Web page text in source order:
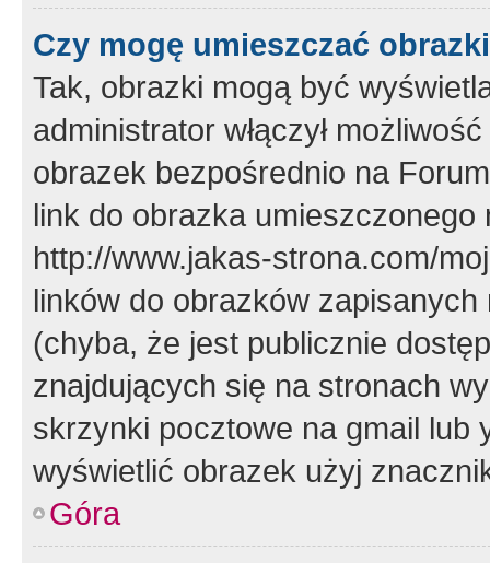
Czy mogę umieszczać
Tak, obrazki mogą być
administrator włączył
obrazek bezpośrednio na
link do obrazka
http://www.jakas-strona.com/
linków do obrazków
(chyba, że jest publicznie
znajdujących się na stronach
skrzynki pocztowe na gmail lub
wyświetlić obrazek użyj
Góra